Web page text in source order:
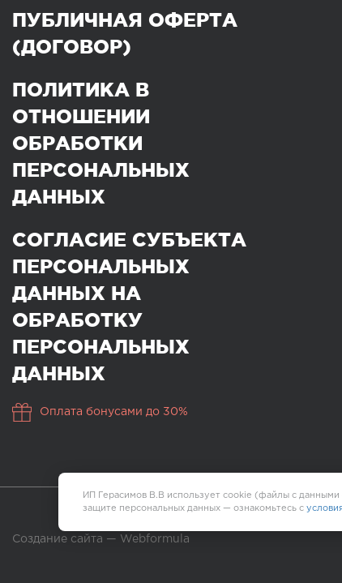
ПУБЛИЧНАЯ ОФЕРТА
(ДОГОВОР)
ПОЛИТИКА В
ОТНОШЕНИИ
ОБРАБОТКИ
ПЕРСОНАЛЬНЫХ
ДАННЫХ
СОГЛАСИЕ СУБЪЕКТА
ПЕРСОНАЛЬНЫХ
ДАННЫХ НА
ОБРАБОТКУ
ПЕРСОНАЛЬНЫХ
ДАННЫХ
Оплата бонусами до 30%
Создание сайта — Webformula
ИП Герасимов В.В использует cookie (файлы с данными
защите персональных данных — ознакомьтесь с